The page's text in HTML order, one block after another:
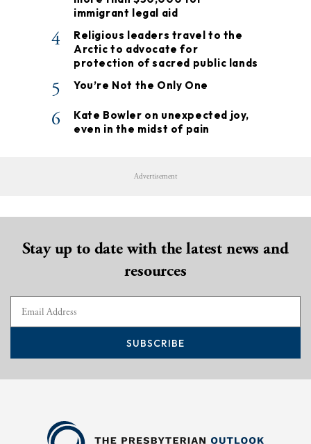
immigrant legal aid
4
Religious leaders travel to the
Arctic to advocate for
protection of sacred public lands
5 You’re Not the Only One
6
Kate Bowler on unexpected joy,
even in the midst of pain
Advertisement
Stay up to date with the latest news and
resources
SUBSCRIBE